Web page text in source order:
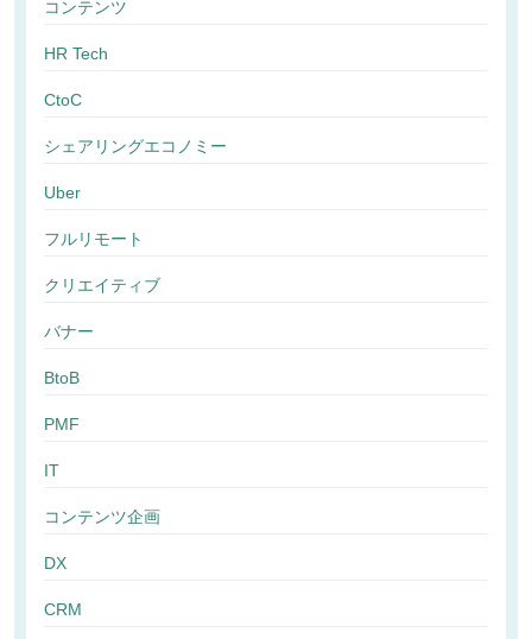
コンテンツ
HR Tech
CtoC
シェアリングエコノミー
Uber
フルリモート
クリエイティブ
バナー
BtoB
PMF
IT
コンテンツ企画
DX
CRM